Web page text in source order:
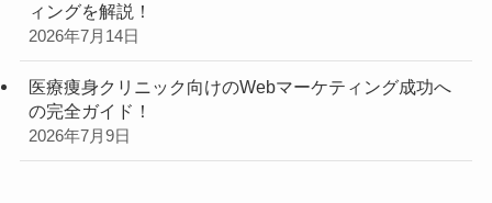
ィングを解説！
2026年7月14日
医療痩身クリニック向けのWebマーケティング成功へ
の完全ガイド！
2026年7月9日